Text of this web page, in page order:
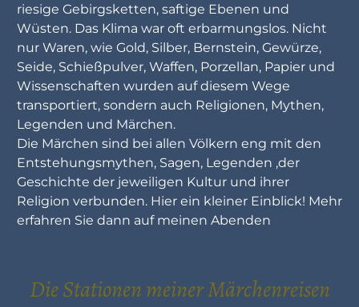
riesige Gebirgsketten, saftige Ebenen und
Wüsten. Das Klima war oft erbarmungslos. Nicht
nur Waren, wie Gold, Silber, Bernstein, Gewürze,
Seide, Schießpulver, Waffen, Porzellan, Papier und
Wissenschaften wurden auf diesem Wege
transportiert, sondern auch Religionen, Mythen,
Legenden und Märchen.
Die Märchen sind bei allen Völkern eng mit den
Entstehungsmythen, Sagen, Legenden ,der
Geschichte der jeweiligen Kultur und ihrer
Religion verbunden. Hier ein kleiner Einblick! Mehr
erfahren Sie dann auf meinen Abenden
Die Stationen meiner Märchenreisen